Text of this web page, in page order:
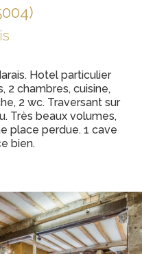
Hotel particulier
2 chambres, cuisine,
2 wc. Traversant sur
Très beaux volumes,
place perdue. 1 cave
bien.